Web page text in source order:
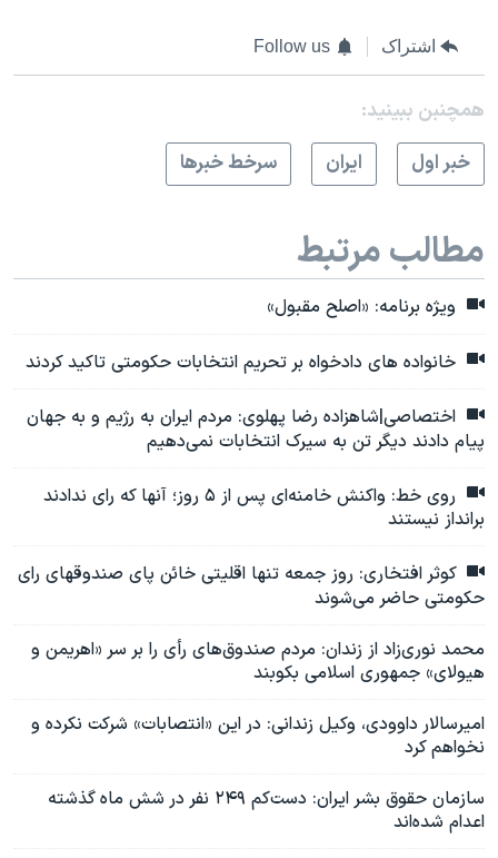
اشتراک Follow us
همچنبن ببینید:
خبر اول
ايران سرخط خبرها
مطالب مرتبط
ویژه برنامه: «اصلح مقبول»
خانواده های دادخواه بر تحریم انتخابات حکومتی تاکید کردند
اختصاصی|شاهزاده رضا پهلوی: مردم ایران به رژیم و به جهان
پیام دادند دیگر تن به سیرک انتخابات نمی‌دهیم
روی خط: واکنش خامنه‌ای پس از ۵ روز؛ آنها که رای ندادند
برانداز نیستند
کوثر افتخاری: روز جمعه تنها اقلیتی خائن پای صندوقهای رای
حکومتی حاضر می‌شوند
محمد نوری‌زاد از زندان: مردم صندوق‌های رأی را بر سر «اهریمن و
هیولای» جمهوری اسلامی بکوبند
امیرسالار داوودی، وکیل زندانی: در این «انتصابات» شرکت نکرده و
نخواهم کرد
سازمان حقوق بشر ایران: دست‌کم ۲۴۹ نفر در شش ماه گذشته
اعدام شده‌اند